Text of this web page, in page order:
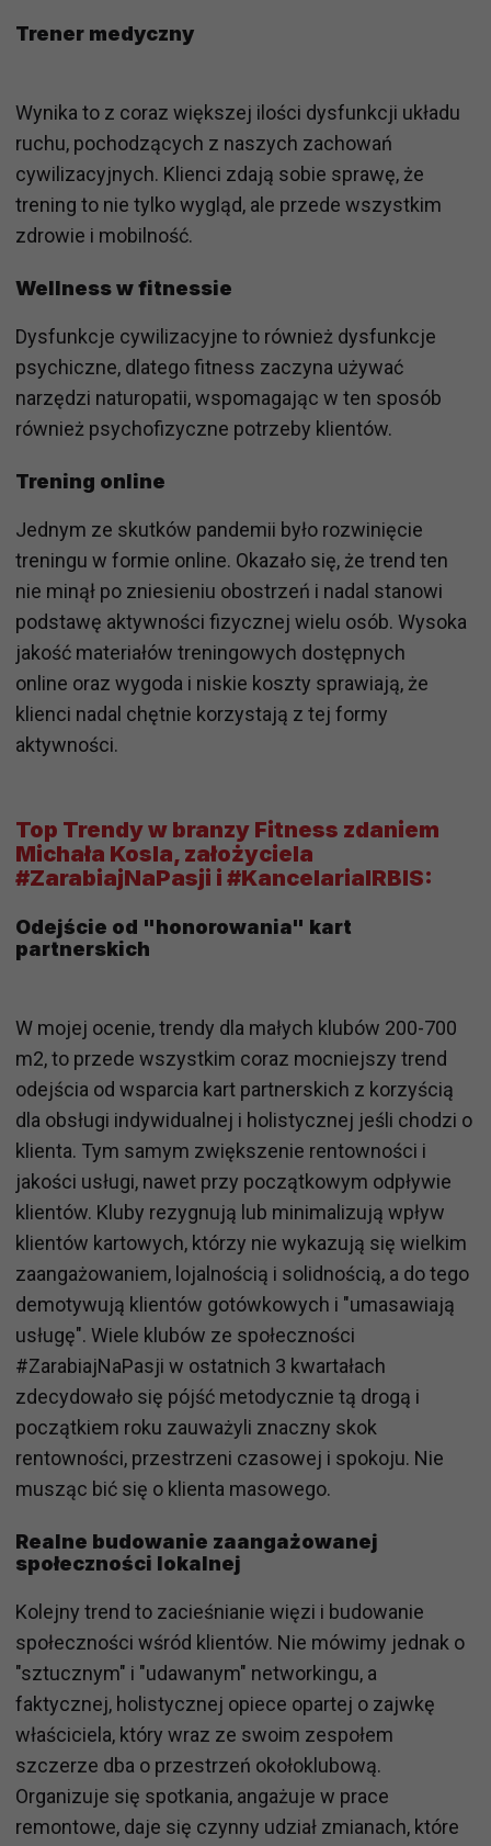
Trener medyczny
Wynika to z coraz większej ilości dysfunkcji układu
ruchu, pochodzących z naszych zachowań
cywilizacyjnych. Klienci zdają sobie sprawę, że
trening to nie tylko wygląd, ale przede wszystkim
zdrowie i mobilność.
Wellness w fitnessie
Dysfunkcje cywilizacyjne to również dysfunkcje
psychiczne, dlatego fitness zaczyna używać
narzędzi naturopatii, wspomagając w ten sposób
również psychofizyczne potrzeby klientów.
Trening online
Jednym ze skutków pandemii było rozwinięcie
treningu w formie online. Okazało się, że trend ten
nie minął po zniesieniu obostrzeń i nadal stanowi
podstawę aktywności fizycznej wielu osób. Wysoka
jakość materiałów treningowych dostępnych
online oraz wygoda i niskie koszty sprawiają, że
klienci nadal chętnie korzystają z tej formy
aktywności.
Top Trendy w branzy Fitness zdaniem
Michała Kosla, założyciela
#ZarabiajNaPasji i #KancelariaIRBIS:
Odejście od "honorowania" kart
partnerskich
W mojej ocenie, trendy dla małych klubów 200-700
m2, to przede wszystkim coraz mocniejszy trend
odejścia od wsparcia kart partnerskich z korzyścią
dla obsługi indywidualnej i holistycznej jeśli chodzi o
klienta. Tym samym zwiększenie rentowności i
jakości usługi, nawet przy początkowym odpływie
klientów. Kluby rezygnują lub minimalizują wpływ
klientów kartowych, którzy nie wykazują się wielkim
zaangażowaniem, lojalnością i solidnością, a do tego
demotywują klientów gotówkowych i "umasawiają
usługę". Wiele klubów ze społeczności
#ZarabiajNaPasji w ostatnich 3 kwartałach
zdecydowało się pójść metodycznie tą drogą i
początkiem roku zauważyli znaczny skok
rentowności, przestrzeni czasowej i spokoju. Nie
musząc bić się o klienta masowego.
Realne budowanie zaangażowanej
społeczności lokalnej
Kolejny trend to zacieśnianie więzi i budowanie
społeczności wśród klientów. Nie mówimy jednak o
"sztucznym" i "udawanym" networkingu, a
faktycznej, holistycznej opiece opartej o zajwkę
właściciela, który wraz ze swoim zespołem
szczerze dba o przestrzeń okołoklubową.
Organizuje się spotkania, angażuje w prace
remontowe, daje się czynny udział zmianach, które